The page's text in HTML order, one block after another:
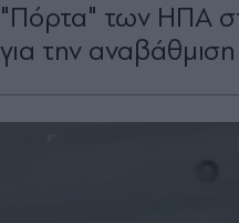
"Πόρτα" των ΗΠΑ
για την